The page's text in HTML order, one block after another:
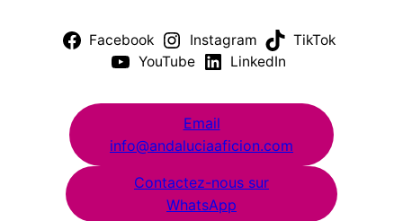
Facebook Instagram
TikTok
YouTube
LinkedIn
Email
info@andaluciaaficion.com
Contactez-nous sur
WhatsApp